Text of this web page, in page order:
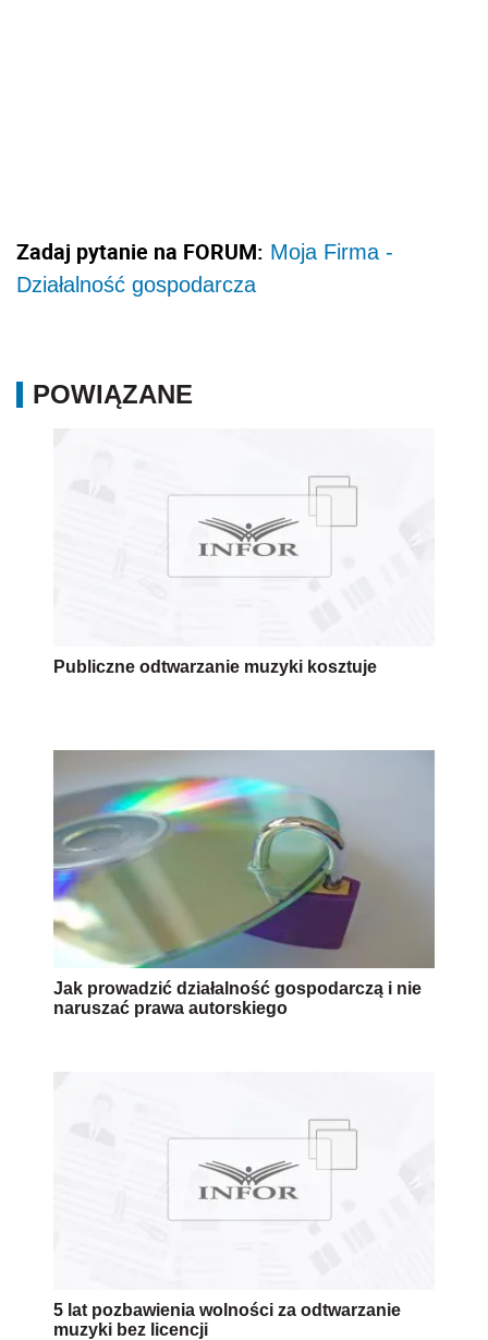
Zadaj pytanie na FORUM: Moja Firma -
Działalność gospodarcza
POWIĄZANE
Publiczne odtwarzanie muzyki kosztuje
Jak prowadzić działalność gospodarczą i nie
naruszać prawa autorskiego
5 lat pozbawienia wolności za odtwarzanie
muzyki bez licencji